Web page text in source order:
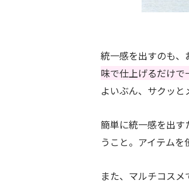
統一感を出すのも、
味で仕上げるだけで
よいぶん、サクッと
簡単に統一感を出
うこと。アイテムを
また、マルチコス